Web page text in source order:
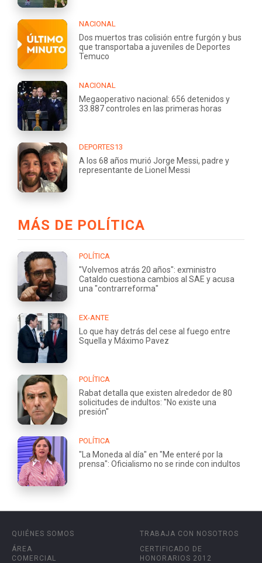
NACIONAL
Dos muertos tras colisión entre furgón y bus
que transportaba a juveniles de Deportes
Temuco
NACIONAL
Megaoperativo nacional: 656 detenidos y
33.887 controles en las primeras horas
DEPORTES13
A los 68 años murió Jorge Messi, padre y
representante de Lionel Messi
MÁS DE POLÍTICA
POLÍTICA
"Volvemos atrás 20 años": exministro
Cataldo cuestiona cambios al SAE y acusa
una "contrarreforma"
EX-ANTE
Lo que hay detrás del cese al fuego entre
Squella y Máximo Pavez
POLÍTICA
Rabat detalla que existen alrededor de 80
solicitudes de indultos: "No existe una
presión"
POLÍTICA
"La Moneda al día" en "Me enteré por la
prensa": Oficialismo no se rinde con indultos
QUIÉNES SOMOS
ÁREA
COMERCIAL
TRABAJA CON NOSOTROS
CERTIFICADO DE
HONORARIOS 2012